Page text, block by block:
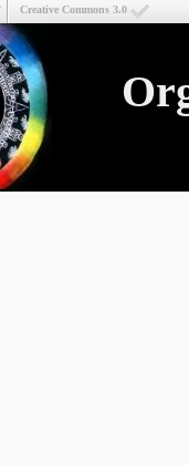
Creative Commons 3.0